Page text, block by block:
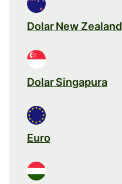
Dolar New Zealand
Dolar Singapura
Euro